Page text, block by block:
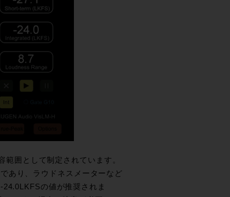
囲として制定されています。
あり、ラウドネスメーターなど
の値が推奨されま